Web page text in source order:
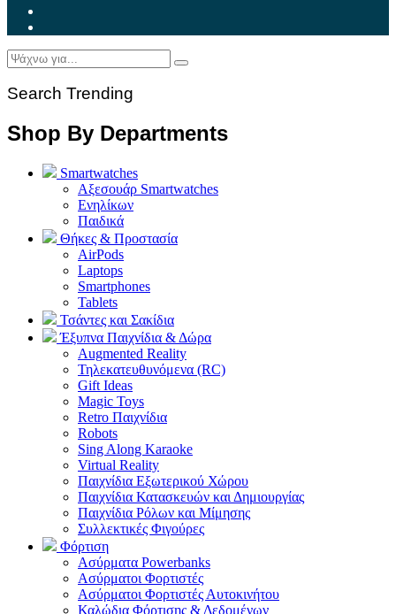
Search Trending
Shop By Departments
Smartwatches
Αξεσουάρ Smartwatches
Ενηλίκων
Παιδικά
Θήκες & Προστασία
AirPods
Laptops
Smartphones
Tablets
Τσάντες και Σακίδια
Έξυπνα Παιχνίδια & Δώρα
Augmented Reality
Τηλεκατευθυνόμενα (RC)
Gift Ideas
Magic Toys
Retro Παιχνίδια
Robots
Sing Along Karaoke
Virtual Reality
Παιχνίδια Εξωτερικού Χώρου
Παιχνίδια Κατασκευών και Δημιουργίας
Παιχνίδια Ρόλων και Μίμησης
Συλλεκτικές Φιγούρες
Φόρτιση
Ασύρματα Powerbanks
Aσύρματοι Φορτιστές
Ασύρματοι Φορτιστές Αυτοκινήτου
Καλώδια Φόρτισης & Δεδομένων